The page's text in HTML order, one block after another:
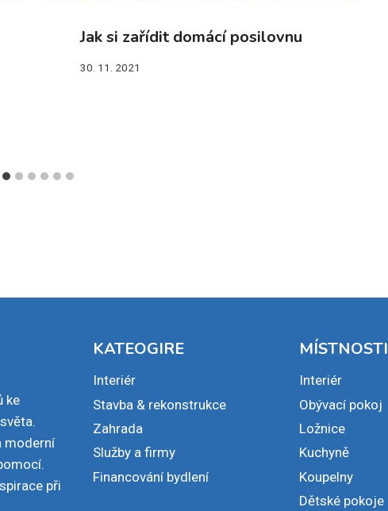
Jak si zařídit domácí posilovnu
30. 11. 2021
ke
moderní
při
KATEOGIRE
Interiér
Stavba & rekonstrukce
Zahrada
Služby a firmy
Financování bydlení
MÍSTNOSTI
Interiér
Obývací pokoj
Ložnice
Kuchyně
Koupelny
Dětské pokoje